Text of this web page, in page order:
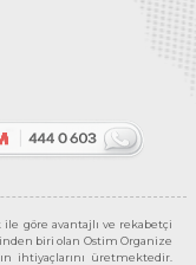
ile göre avantajlı ve rekabetçi
biri olan Ostim Organize
ihtiyaçlarını üretmektedir.